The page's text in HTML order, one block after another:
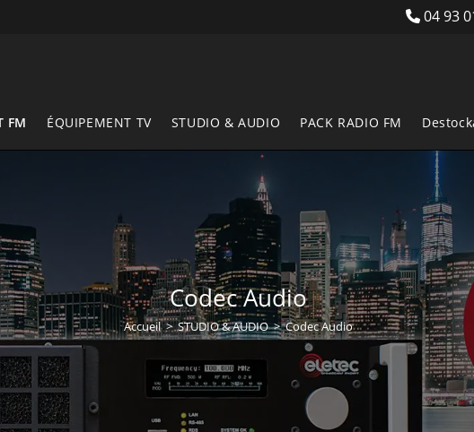
04 93
FM ÉQUIPEMENT TV STUDIO & AUDIO PACK RADIO FM
Codec Audio
Accueil > STUDIO & AUDIO > Codec Audio